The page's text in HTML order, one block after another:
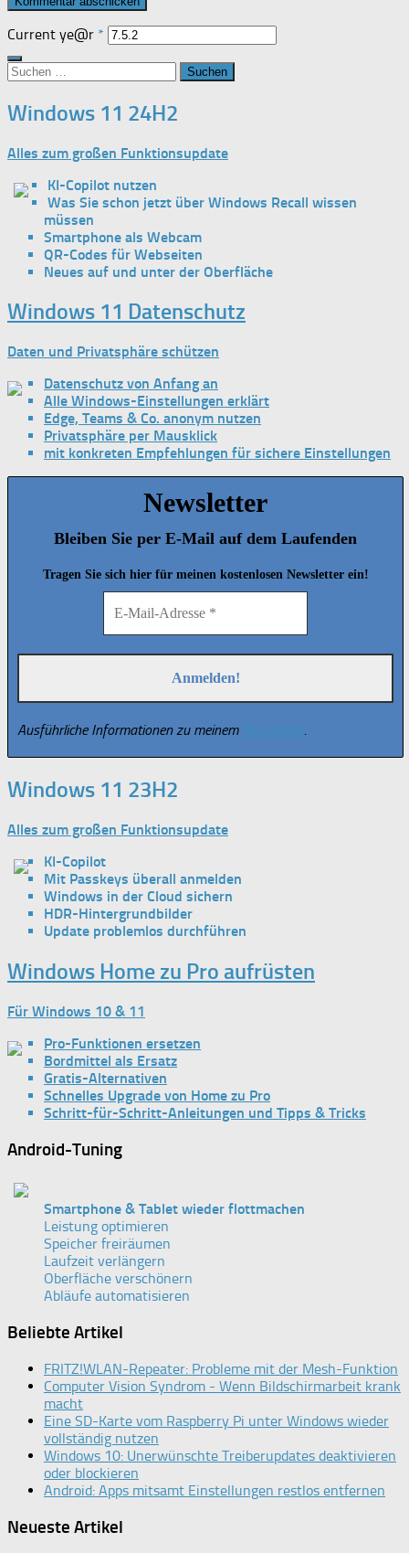
Current ye@r *
Suchen
nach:
Windows 11 24H2
Alles zum großen Funktionsupdate
KI-Copilot nutzen
Was Sie schon jetzt über Windows Recall wissen
müssen
Smartphone als Webcam
QR-Codes für Webseiten
Neues auf und unter der Oberfläche
Windows 11 Datenschutz
Daten und Privatsphäre schützen
Datenschutz von Anfang an
Alle Windows-Einstellungen erklärt
Edge, Teams & Co. anonym nutzen
Privatsphäre per Mausklick
mit konkreten Empfehlungen für sichere Einstellungen
Newsletter
Bleiben Sie per E-Mail auf dem Laufenden
Tragen Sie sich hier für meinen kostenlosen Newsletter ein!
Ausführliche Informationen zu meinem .
Windows 11 23H2
Alles zum großen Funktionsupdate
KI-Copilot
Mit Passkeys überall anmelden
Windows in der Cloud sichern
HDR-Hintergrundbilder
Update problemlos durchführen
Windows Home zu Pro aufrüsten
Für Windows 10 & 11
Pro-Funktionen ersetzen
Bordmittel als Ersatz
Gratis-Alternativen
Schnelles Upgrade von Home zu Pro
Schritt-für-Schritt-Anleitungen und Tipps & Tricks
Android-Tuning
Smartphone & Tablet wieder flottmachen
Leistung optimieren
Speicher freiräumen
Laufzeit verlängern
Oberfläche verschönern
Abläufe automatisieren
Beliebte Artikel
FRITZ!WLAN-Repeater: Probleme mit der Mesh-Funktion
Computer Vision Syndrom - Wenn Bildschirmarbeit krank
macht
Eine SD-Karte vom Raspberry Pi unter Windows wieder
vollständig nutzen
Windows 10: Unerwünschte Treiberupdates deaktivieren
oder blockieren
Android: Apps mitsamt Einstellungen restlos entfernen
Neueste Artikel